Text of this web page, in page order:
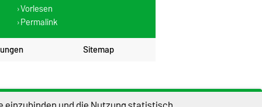
Vorlesen
Permalink
Sitemap